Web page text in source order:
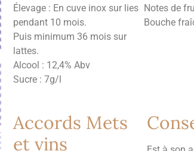
Élevage : En cuve inox sur lies
pendant 10 mois.
Puis minimum 36 mois sur
lattes.
Alcool : 12,4% Abv
Sucre : 7g/l
Notes de
Bouche
Accords Mets
et vins